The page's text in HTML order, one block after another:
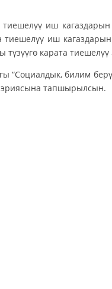
иш кагаздарын
иш кагаздарын
карата тиешелүү
билим
тапшырылсын.